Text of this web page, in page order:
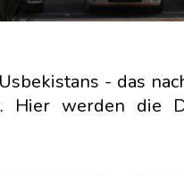
- das
Hier werden die